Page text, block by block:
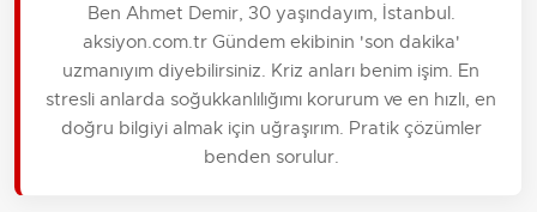
Ben Ahmet Demir, 30 yaşındayım, İstanbul.
aksiyon.com.tr Gündem ekibinin 'son dakika'
uzmanıyım diyebilirsiniz. Kriz anları benim işim. En
stresli anlarda soğukkanlılığımı korurum ve en hızlı, en
doğru bilgiyi almak için uğraşırım. Pratik çözümler
benden sorulur.